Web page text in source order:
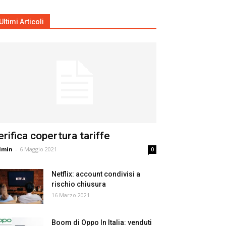
Articoli
copertura tariffe
- 6 Maggio 2021 0
Netflix: account condivisi a
rischio chiusura
16 Marzo 2021
Boom di Oppo In Italia: venduti